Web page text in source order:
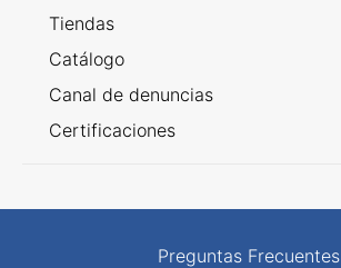
Tiendas
Catálogo
Canal de denuncias
Certificaciones
Preguntas Frecuentes